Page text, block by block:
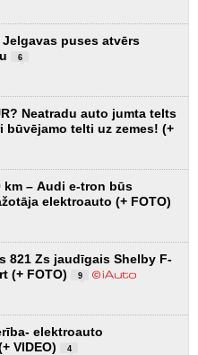
puses atvērs
6
Neatradu auto jumta telts
būvējamo telti uz zemes! (+
km – Audi e-tron būs
elektroauto (+ FOTO)
821 Zs jaudīgais Shelby F-
(+ FOTO)
9
elektroauto
VIDEO)
4